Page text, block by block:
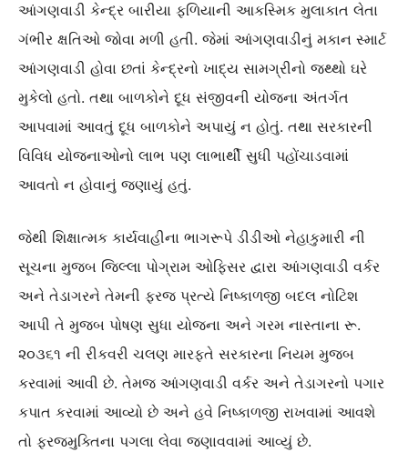
આંગણવાડી કેન્દ્ર બારીયા ફળિયાની આકસ્મિક મુલાકાત લેતા
ગંભીર ક્ષતિઓ જોવા મળી હતી. જેમાં આંગણવાડીનું મકાન સ્માર્ટ
આંગણવાડી હોવા છતાં કેન્દ્રનો ખાદ્ય સામગ્રીનો જથ્થો ઘરે
મુકેલો હતો. તથા બાળકોને દૂધ સંજીવની યોજના અંતર્ગત
આપવામાં આવતું દૂધ બાળકોને અપાયું ન હોતું. તથા સરકારની
વિવિધ યોજનાઓનો લાભ પણ લાભાર્થી સુધી પહોંચાડવામાં
આવતો ન હોવાનું જણાયું હતું.
જેથી શિક્ષાત્મક કાર્યવાહીના ભાગરૂપે ડીડીઓ નેહાકુમારી ની
સૂચના મુજબ જિલ્લા પોગ્રામ ઓફિસર દ્વારા આંગણવાડી વર્કર
અને તેડાગરને તેમની ફરજ પ્રત્યે નિષ્કાળજી બદલ નોટિશ
આપી તે મુજબ પોષણ સુધા યોજના અને ગરમ નાસ્તાના રૂ.
૨૦૩૬૧ ની રીકવરી ચલણ મારફતે સરકારના નિયમ મુજબ
કરવામાં આવી છે. તેમજ આંગણવાડી વર્કર અને તેડાગરનો પગાર
કપાત કરવામાં આવ્યો છે અને હવે નિષ્કાળજી રાખવામાં આવશે
તો ફરજમુક્તિના પગલા લેવા જણાવવામાં આવ્યું છે.